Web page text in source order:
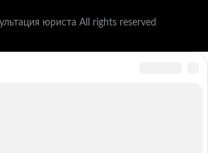
юриста All rights reserved